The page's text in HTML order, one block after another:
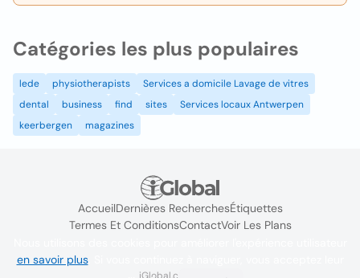
Catégories les plus populaires
lede physiotherapists
Services a domicile Lavage de vitres
dental
business find sites
Services locaux Antwerpen
keerbergen
magazines
AccueilDernières RecherchesÉtiquettes
Termes Et ConditionsContactVoir Les Plans
iGlobal.co @ 2024
en savoir plus. Si vous continuez à naviguer, vous acceptez leur